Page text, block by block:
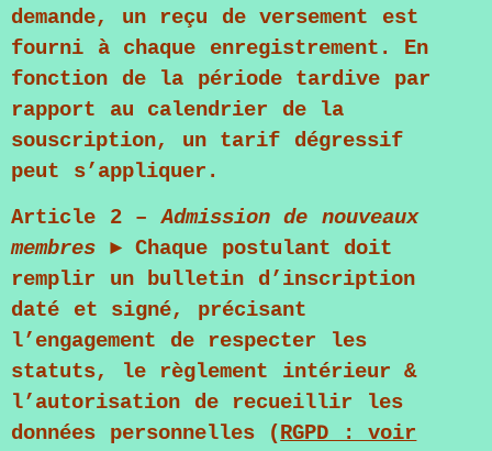
demande, un reçu de versement est
fourni à chaque enregistrement. En
fonction de la période tardive par
rapport au calendrier de la
souscription, un tarif dégressif
peut s’appliquer.
Article 2
–
Admission de nouveaux
membres ► Chaque postulant doit
remplir un bulletin d’inscription
daté et signé, précisant
l’engagement de respecter les
statuts, le règlement intérieur &
l’autorisation de recueillir les
données personnelles (RGPD : voir